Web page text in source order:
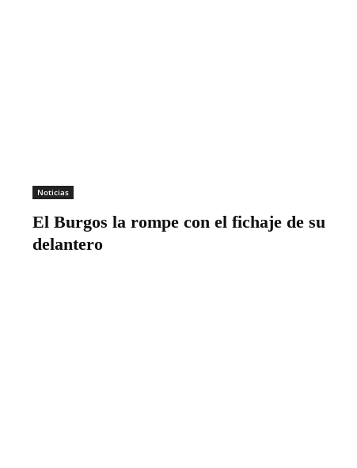
Noticias
El Burgos la rompe con el fichaje de su
delantero